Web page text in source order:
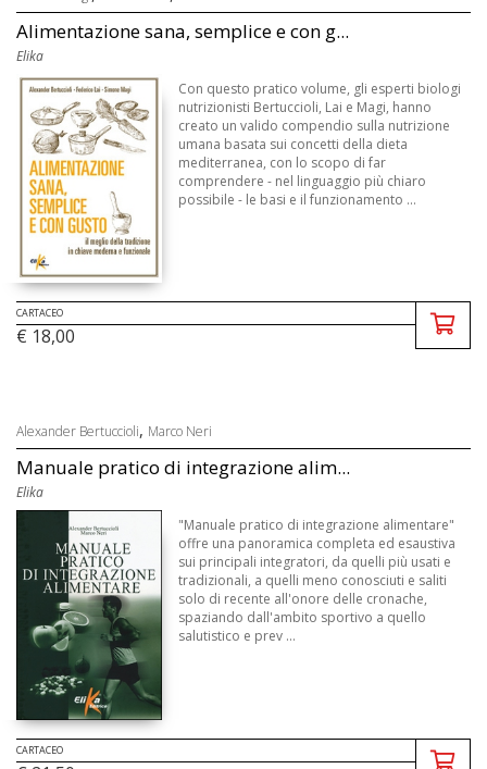
Alimentazione sana, semplice e con g...
Elika
Con questo pratico volume, gli esperti biologi
nutrizionisti Bertuccioli, Lai e Magi, hanno
creato un valido compendio sulla nutrizione
umana basata sui concetti della dieta
mediterranea, con lo scopo di far
comprendere - nel linguaggio più chiaro
possibile - le basi e il funzionamento ...
CARTACEO
€ 18,00
Alexander Bertuccioli, Marco Neri
Manuale pratico di integrazione alim...
Elika
"Manuale pratico di integrazione alimentare"
offre una panoramica completa ed esaustiva
sui principali integratori, da quelli più usati e
tradizionali, a quelli meno conosciuti e saliti
solo di recente all'onore delle cronache,
spaziando dall'ambito sportivo a quello
salutistico e prev ...
CARTACEO